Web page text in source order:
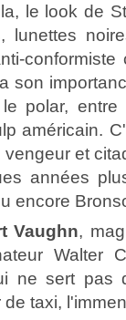
le look de
lunettes
son
polar,
américain.
et
années
encore
Vaughn,
Walter
ne sert pas
de taxi,